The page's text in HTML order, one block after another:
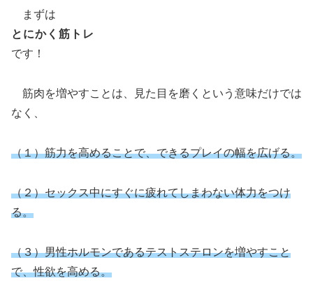
まずは
とにかく筋トレ
です！
筋肉を増やすことは、見た目を磨くという意味だけでは
なく、
（１）筋力を高めることで、できるプレイの幅を広げる。
（２）セックス中にすぐに疲れてしまわない体力をつけ
る。
（３）男性ホルモンであるテストステロンを増やすこと
で、性欲を高める。